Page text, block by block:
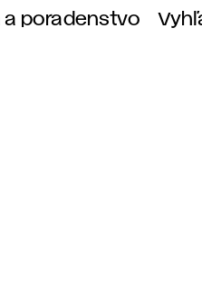
a poradenstvo